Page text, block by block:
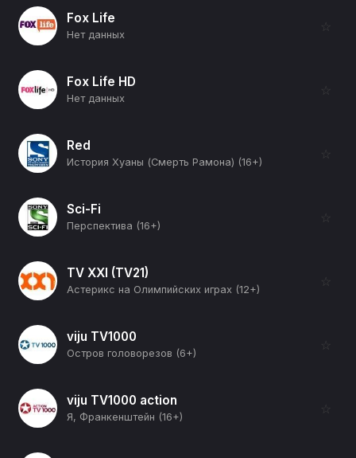
Fox Life
Нет данных
☆
Fox Life HD
Нет данных
☆
Red
История Хуаны (Смерть Рамона) (16+)
☆
Sci-Fi
Перспектива (16+)
☆
TV XXI (TV21)
Астерикс на Олимпийских играх (12+)
☆
viju TV1000
Остров головорезов (6+)
☆
viju TV1000 action
Я, Франкенштейн (16+)
☆